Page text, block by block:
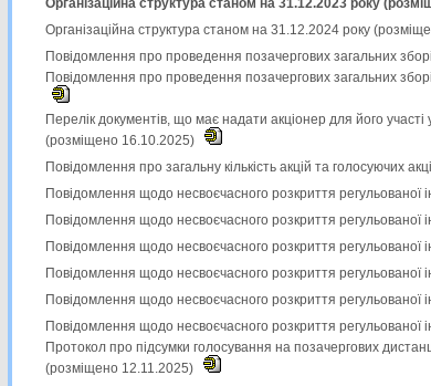
Організаційна структура станом на 31.12.2023 року
Організаційна структура станом на 31.12.2024 року
Повідомлення про проведення позачергових загальних
Повідомлення про проведення позачергових загальних
Перелік документів, що має надати акціонер для його
(розміщено 16.10.2025)
Повідомлення про загальну кількість акцій та голосуючих
Повідомлення щодо несвоєчасного розкриття регульованої
Повідомлення щодо несвоєчасного розкриття
Повідомлення щодо несвоєчасного розкриття регульованої
Повідомлення щодо несвоєчасного розкриття
Повідомлення щодо несвоєчасного розкриття регульованої
Повідомлення щодо несвоєчасного розкриття регульованої
Протокол про підсумки голосування на позачергових
(розміщено 12.11.2025)